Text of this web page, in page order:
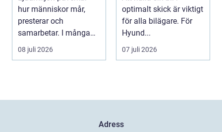
hur människor mår,
presterar och
samarbetar. I många
kontor, skolor och
offentli...
08 juli 2026
optimalt skick är viktigt
för alla bilägare. För
Hyund...
07 juli 2026
Adress